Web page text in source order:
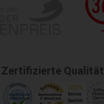
Zertifizierte Qualität